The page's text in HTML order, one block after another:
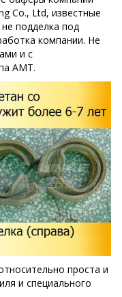
Co., Ltd, известные
подделка под
компании. Не
и с
AMT.
проста и
и специального